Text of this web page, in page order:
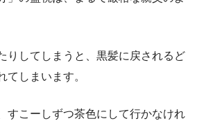
りしてしまうと、黒髪に戻されるど
てしまいます。
すこーしずつ茶色にして行かなけれ